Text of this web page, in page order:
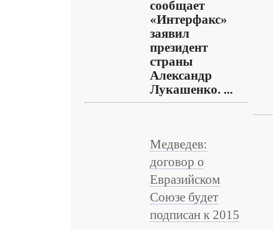
сообщает
«Интерфакс»
заявил
президент
страны
Александр
Лукашенко. ...
Медведев:
договор о
Евразийском
Союзе будет
подписан к 2015